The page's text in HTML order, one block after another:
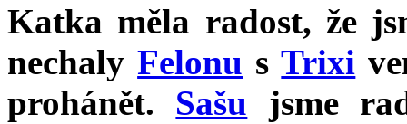
Katka měla radost, že
nechalyFelonu sTrixi
prohánět. Sašu jsme